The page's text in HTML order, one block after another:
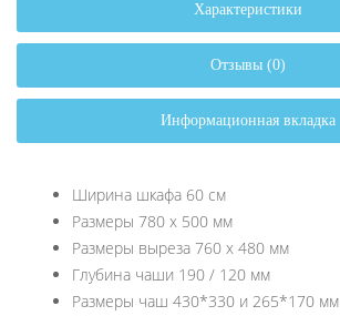
Характеристики
Отзывы (0)
Информационная вкладка
Ширина шкафа 60 см
Размеры 780 х 500 мм
Размеры выреза 760 х 480 мм
Глубина чаши 190 / 120 мм
Размеры чаш 430*330 и 265*170 мм